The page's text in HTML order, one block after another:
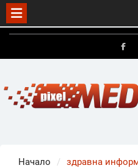
Skip
Начало здравна